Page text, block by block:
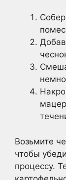
Возьмите
чтобы
процессу.